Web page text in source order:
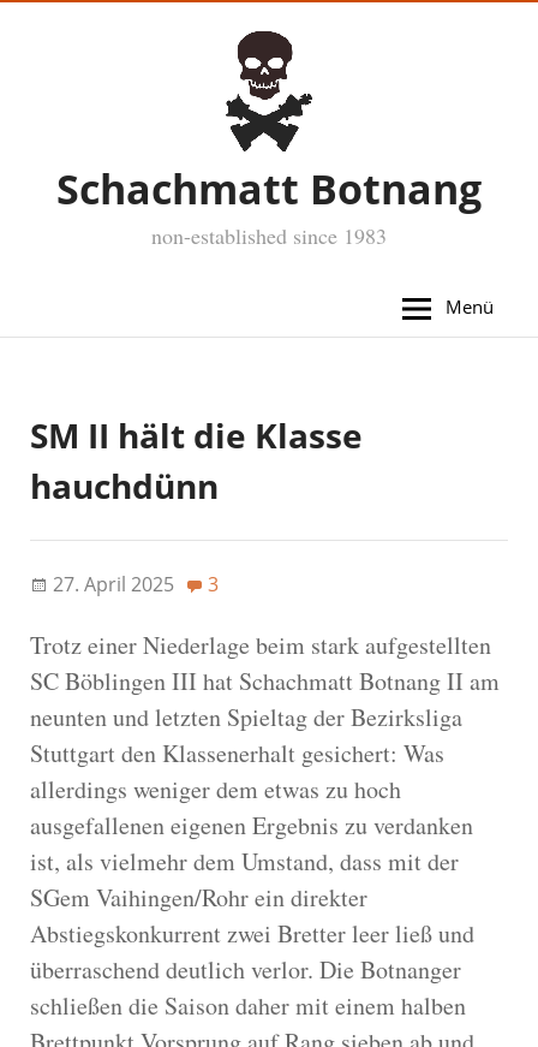
Schachmatt Botnang
non-established since 1983
Menü
SM II hält die Klasse
hauchdünn
27. April 2025 3
Trotz einer Niederlage beim stark aufgestellten
SC Böblingen III hat Schachmatt Botnang II am
neunten und letzten Spieltag der Bezirksliga
Stuttgart den Klassenerhalt gesichert: Was
allerdings weniger dem etwas zu hoch
ausgefallenen eigenen Ergebnis zu verdanken
ist, als vielmehr dem Umstand, dass mit der
SGem Vaihingen/Rohr ein direkter
Abstiegskonkurrent zwei Bretter leer ließ und
überraschend deutlich verlor. Die Botnanger
schließen die Saison daher mit einem halben